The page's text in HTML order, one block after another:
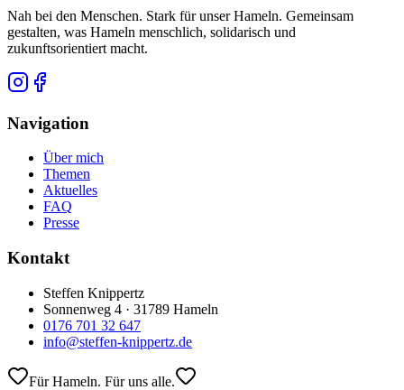
Nah bei den Menschen. Stark für unser Hameln. Gemeinsam
gestalten, was Hameln menschlich, solidarisch und
zukunftsorientiert macht.
Navigation
Über mich
Themen
Aktuelles
FAQ
Presse
Kontakt
Steffen Knippertz
Sonnenweg 4 · 31789 Hameln
0176 701 32 647
info@steffen-knippertz.de
Für Hameln. Für uns alle.